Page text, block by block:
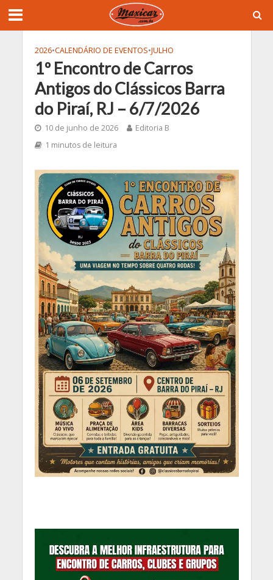
2026•CALENDÁRIO DE EVENTOS•JULHO
1º Encontro de Carros
Antigos do Clássicos Barra
do Piraí, RJ – 6/7/2026
10 de junho de 2026
Editoria B
1 minutos de leitura